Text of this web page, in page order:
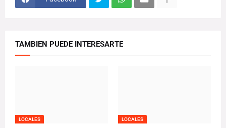
TAMBIEN PUEDE INTERESARTE
LOCALES LOCALES